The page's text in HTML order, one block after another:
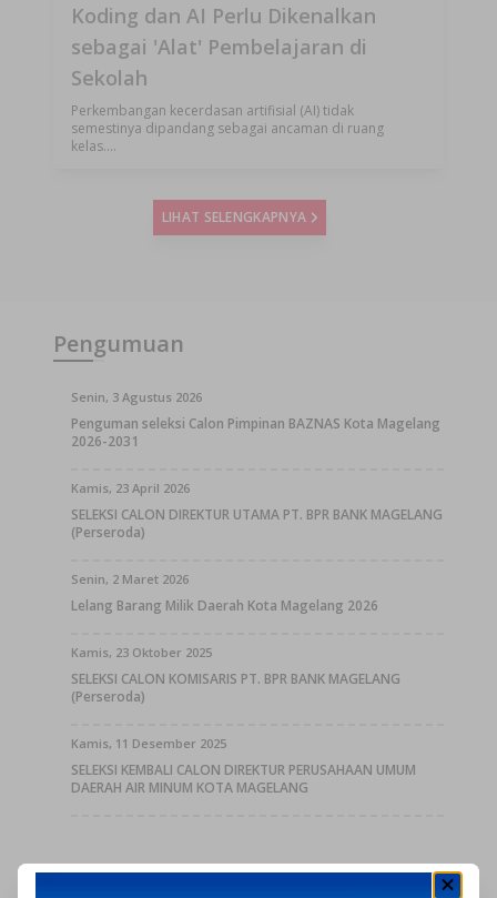
Koding dan AI Perlu Dikenalkan
sebagai 'Alat' Pembelajaran di
Sekolah
Perkembangan kecerdasan artifisial (AI) tidak
semestinya dipandang sebagai ancaman di ruang
kelas....
LIHAT SELENGKAPNYA
Pengumuan
Senin, 3 Agustus 2026
Penguman seleksi Calon Pimpinan BAZNAS Kota Magelang
2026-2031
Kamis, 23 April 2026
SELEKSI CALON DIREKTUR UTAMA PT. BPR BANK MAGELANG
(Perseroda)
Senin, 2 Maret 2026
Lelang Barang Milik Daerah Kota Magelang 2026
Kamis, 23 Oktober 2025
SELEKSI CALON KOMISARIS PT. BPR BANK MAGELANG
(Perseroda)
Kamis, 11 Desember 2025
SELEKSI KEMBALI CALON DIREKTUR PERUSAHAAN UMUM
DAERAH AIR MINUM KOTA MAGELANG
Berita Kota